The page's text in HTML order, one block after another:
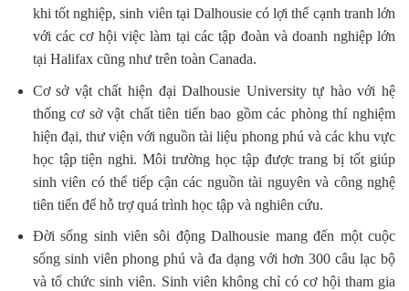
khi tốt nghiệp, sinh viên tại Dalhousie có lợi thế cạnh tranh lớn
với các cơ hội việc làm tại các tập đoàn và doanh nghiệp lớn
tại Halifax cũng như trên toàn Canada.
Cơ sở vật chất hiện đại Dalhousie University tự hào với hệ
thống cơ sở vật chất tiên tiến bao gồm các phòng thí nghiệm
hiện đại, thư viện với nguồn tài liệu phong phú và các khu vực
học tập tiện nghi. Môi trường học tập được trang bị tốt giúp
sinh viên có thể tiếp cận các nguồn tài nguyên và công nghệ
tiên tiến để hỗ trợ quá trình học tập và nghiên cứu.
Đời sống sinh viên sôi động Dalhousie mang đến một cuộc
sống sinh viên phong phú và đa dạng với hơn 300 câu lạc bộ
và tổ chức sinh viên. Sinh viên không chỉ có cơ hội tham gia